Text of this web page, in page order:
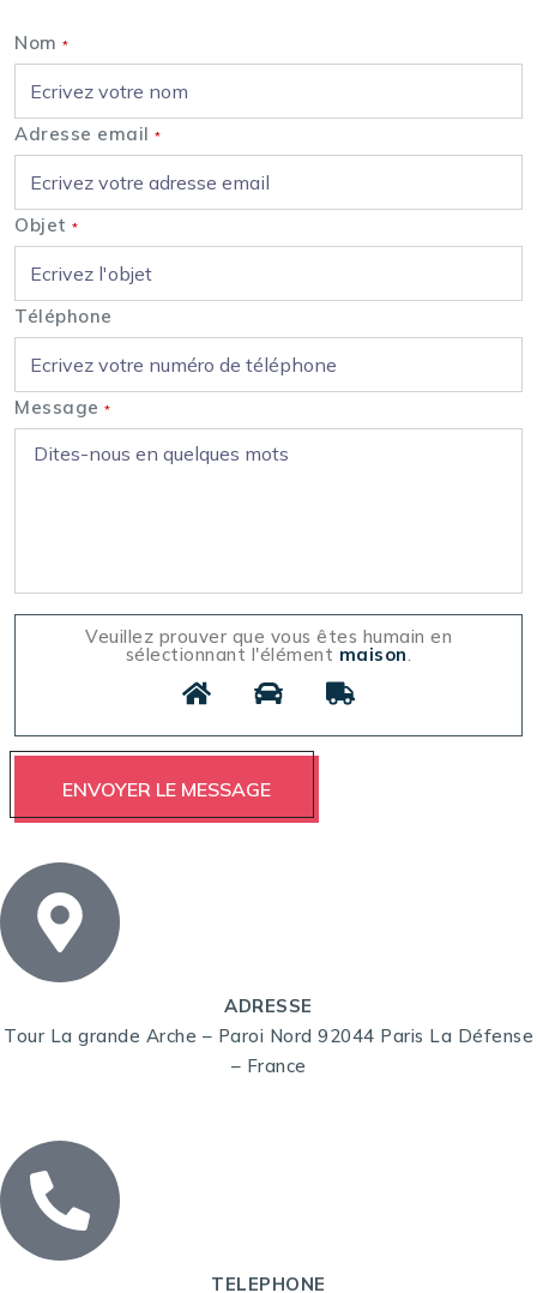
Nom *
Adresse email *
Objet *
Téléphone
Message *
Veuillez prouver que vous êtes humain en
sélectionnant l'élément maison.
ADRESSE
Tour La grande Arche – Paroi Nord 92044 Paris La Défense
– France
TELEPHONE